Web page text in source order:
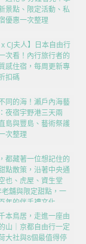
景點、限定活動、私
優惠一次整理
CJ夫人】日本自由行
次看！內行旅行者的
感住宿，每周更新專
扣碼
同的海！瀨戶內海藝
夜宿宇野港三天兩
島與豐島、藝術祭護
次整理
都藏著一位想記住的
點散策，沿著中央通
也、虎屋、資生堂
舖與限定甜點，一
年的伴手禮文化
本鳥居，走進一座由
山｜京都自由行一定
大社與8個最值得停